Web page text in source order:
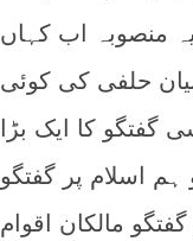
منصوبہ اب کہاں
حلفی کی کوئی
کا ایک بڑا
اسلام پر گفتگو
مالکان اقوام